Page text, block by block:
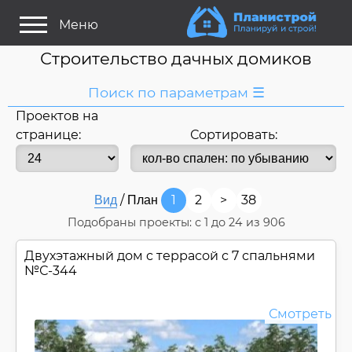
Меню
Строительство дачных домиков
Поиск по параметрам ☰
Я ищу:
Дом
Баня
Название
Строитель/Архитектор
Стиль проекта
Только проекты Только строительство
Площадь
Длина
Проектов на
странице:
Сортировать:
Вид / План 1 2 > 38
Подобраны проекты: с 1 до 24из 906
Двухэтажный дом c террасой с 7 спальнями
№С-344
Смотреть